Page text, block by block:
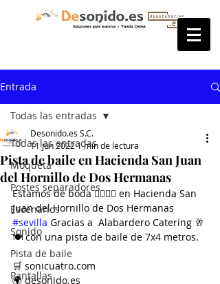
Entrada
Todas las entradas
Moqueta
Postes separadores
Escenarios
Sonido
Pista de baile
Pantallas
Todas las entradas
Pista de baile en Hacienda San Juan
del Hornillo de Dos Hermanas
Desonido.es S.C.
11 jun 20221 min de lectura
Estamos de boda 👰‍♀️🤵‍♂️ en Hacienda San
Juan del Hornillo de Dos Hermanas
#sevilla Gracias a  Alabardero Catering 🥂
🍽 con una pista de baile de 7x4 metros.
🛒 sonicuatro.com
🌍 desonido.es